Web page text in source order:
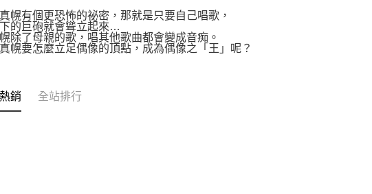
幌有個更恐怖的祕密，那就是只要自己唱歌，
的巨砲就會聳立起來…
除了母親的歌，唱其他歌曲都會變成音痴。
幌要怎麼立足偶像的頂點，成為偶像之「王」呢？
銷 全站排行